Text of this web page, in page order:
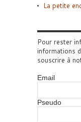
La petite
Pour rester
informations
souscrire à
Email
Pseudo